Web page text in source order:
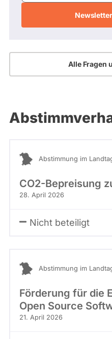
Alle Fragen
Abstimmung im
CO2-Bepreisung
28. April 2026
Nicht beteiligt
Abstimmung im
Förderung für die
Open Source
21. April 2026